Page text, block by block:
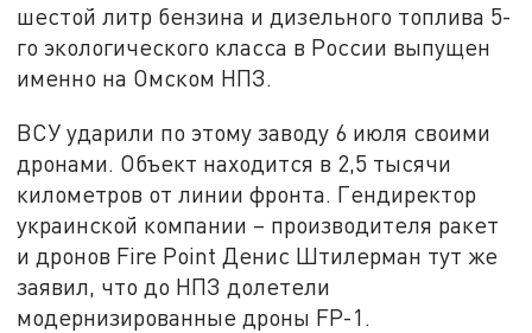
шестой литр бензина и дизельного топлива 5-
го экологического класса в России выпущен
именно на Омском НПЗ.
ВСУ ударили по этому заводу 6 июля своими
дронами. Объект находится в 2,5 тысячи
километров от линии фронта. Гендиректор
украинской компании – производителя ракет
и дронов Fire Point Денис Штилерман тут же
заявил, что до НПЗ долетели
модернизированные дроны FP-1.